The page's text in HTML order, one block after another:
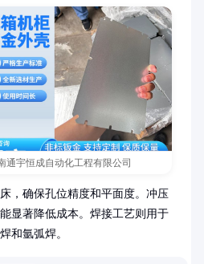
通宇恒成自动化工程有限公司
，确保孔位精度和平面度。冲压
显著降低成本。焊接工艺则用于
和氩弧焊。